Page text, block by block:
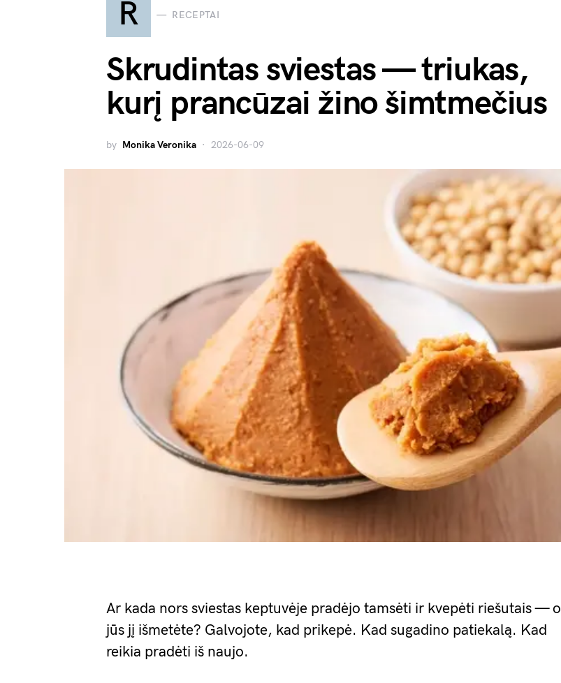
R RECEPTAI
Skrudintas sviestas — triukas,
kurį prancūzai žino šimtmečius
by Monika Veronika 2026-06-09
Ar kada nors sviestas keptuvėje pradėjo tamsėti ir kvepėti riešutais — o
jūs jį išmetėte? Galvojote, kad prikepė. Kad sugadino patiekalą. Kad
reikia pradėti iš naujo.